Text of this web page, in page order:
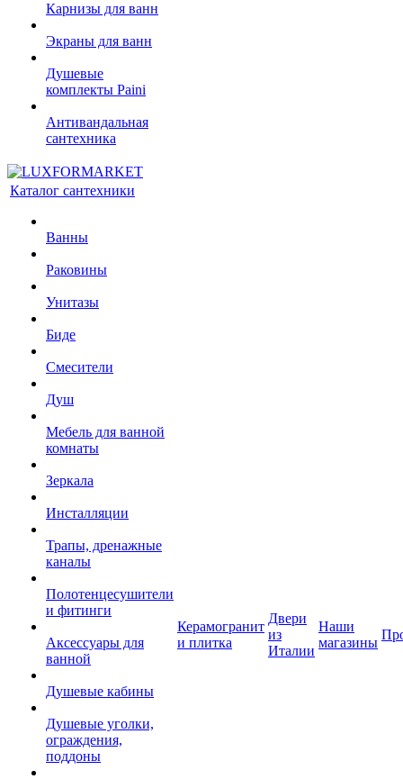
Карнизы для ванн
Экраны для ванн
Душевые
комплекты Paini
Антивандальная
сантехника
Каталог сантехники
Ванны
Раковины
Унитазы
Биде
Смесители
Душ
Мебель для ванной
комнаты
Зеркала
Инсталляции
Трапы, дренажные
каналы
Полотенцесушители
и фитинги
Аксессуары для
ванной
Душевые кабины
Душевые уголки,
ограждения,
поддоны
Керамогранит
и плитка
Двери
из
Италии
Наши
магазины